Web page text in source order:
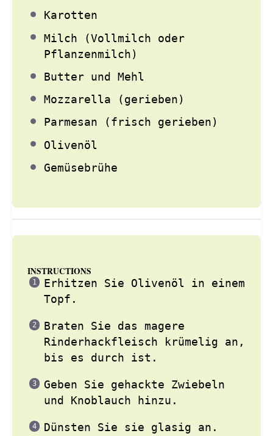
Karotten
Milch (Vollmilch oder
Pflanzenmilch)
Butter und Mehl
Mozzarella (gerieben)
Parmesan (frisch gerieben)
Olivenöl
Gemüsebrühe
INSTRUCTIONS
Erhitzen Sie Olivenöl in einem
Topf.
Braten Sie das magere
Rinderhackfleisch krümelig an,
bis es durch ist.
Geben Sie gehackte Zwiebeln
und Knoblauch hinzu.
Dünsten Sie sie glasig an.